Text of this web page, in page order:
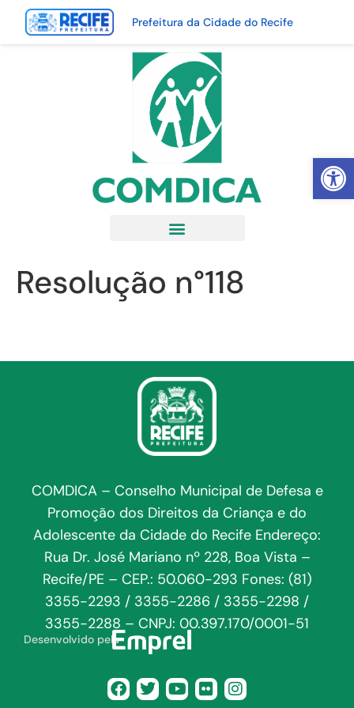
Abrir
Prefeitura da Cidade do Recife
Resolução n°118
COMDICA – Conselho Municipal de Defesa e
Promoção dos Direitos da Criança e do
Adolescente da Cidade do Recife Endereço:
Rua Dr. José Mariano nº 228, Boa Vista –
Recife/PE – CEP.: 50.060-293 Fones: (81)
3355-2293 / 3355-2286 / 3355-2298 /
3355-2288 – CNPJ: 00.397.170/0001-51
Desenvolvido pela